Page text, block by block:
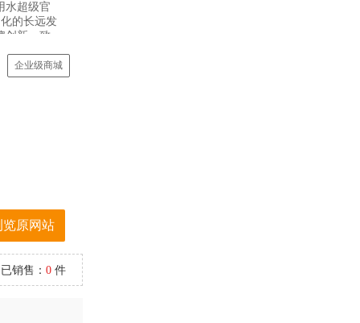
水超级官
的长远发
创新，致
企业级商城
览原网站
已销售： 0件